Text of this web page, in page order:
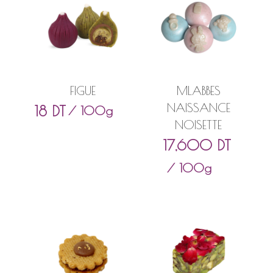
FIGUE
18 DT / 100g
MLABBES
NAISSANCE
NOISETTE
17,600 DT
/ 100g